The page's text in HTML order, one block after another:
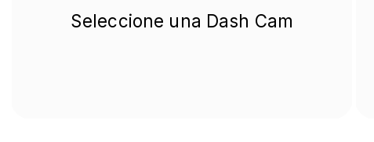
Seleccione una Dash Cam